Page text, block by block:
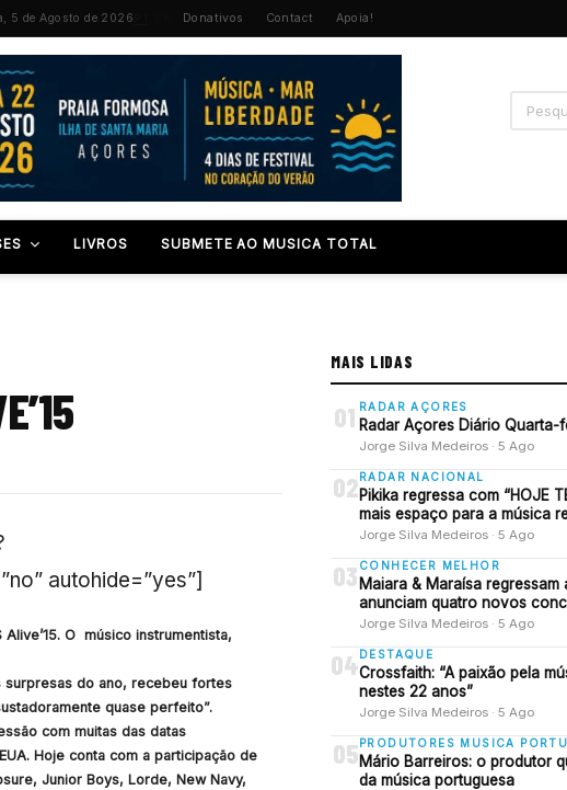
5 de Agosto de 2026 Donativos Contact Apoia!
LIVROS SUBMETE AO MUSICA TOTAL
autohide=”yes”]
O músico instrumentista,
surpresas do ano, recebeu fortes
quase perfeito”.
com muitas das datas
Hoje conta com a participação de
Junior Boys, Lorde, New Navy,
MAIS LIDAS
01 RADAR AÇORES
Radar Açores Diário
Jorge Silva Medeiros · 5 Ago
02 RADAR NACIONAL
Pikika regressa com “HOJE
mais espaço para a música
Jorge Silva Medeiros · 5 Ago
03 CONHECER MELHOR
Maiara & Maraísa
anunciam quatro novos
Jorge Silva Medeiros · 5 Ago
04DESTAQUE
Crossfaith: “A paixão pela
nestes 22 anos”
Jorge Silva Medeiros · 5 Ago
05 PRODUTORES MUSICA
Mário Barreiros: o produtor
da música portuguesa